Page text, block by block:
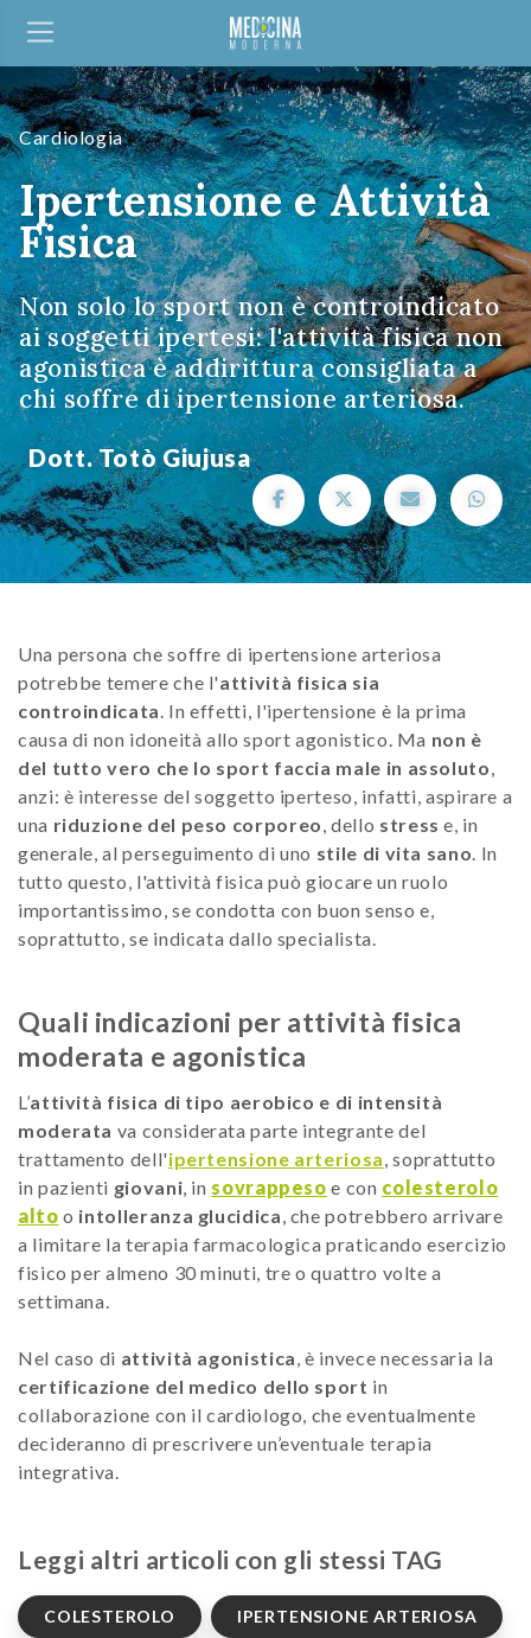
Cardiologia
Ipertensione e Attività
Fisica
Non solo lo sport non è controindicato
ai soggetti ipertesi: l'attività fisica non
agonistica è addirittura consigliata a
chi soffre di ipertensione arteriosa.
Dott. Totò Giujusa
Una persona che soffre di ipertensione arteriosa
potrebbe temere che l'attività fisica sia
controindicata. In effetti, l'ipertensione è la prima
causa di non idoneità allo sport agonistico. Ma non è
del tutto vero che lo sport faccia male in assoluto,
anzi: è interesse del soggetto iperteso, infatti, aspirare a
una riduzione del peso corporeo, dello stress e, in
generale, al perseguimento di uno stile di vita sano. In
tutto questo, l'attività fisica può giocare un ruolo
importantissimo, se condotta con buon senso e,
soprattutto, se indicata dallo specialista.
Quali indicazioni per attività fisica
moderata e agonistica
L’attività fisica di tipo aerobico e di intensità
moderata va considerata parte integrante del
trattamento dell'ipertensione arteriosa, soprattutto
in pazienti giovani, insovrappeso e con colesterolo
alto o intolleranza glucidica, che potrebbero arrivare
a limitare la terapia farmacologica praticando esercizio
fisico per almeno 30 minuti, tre o quattro volte a
settimana.
Nel caso di attività agonistica, è invece necessaria la
certificazione del medico dello sport in
collaborazione con il cardiologo, che eventualmente
decideranno di prescrivere un’eventuale terapia
integrativa.
Leggi altri articoli con gli stessi TAG
COLESTEROLO IPERTENSIONE ARTERIOSA